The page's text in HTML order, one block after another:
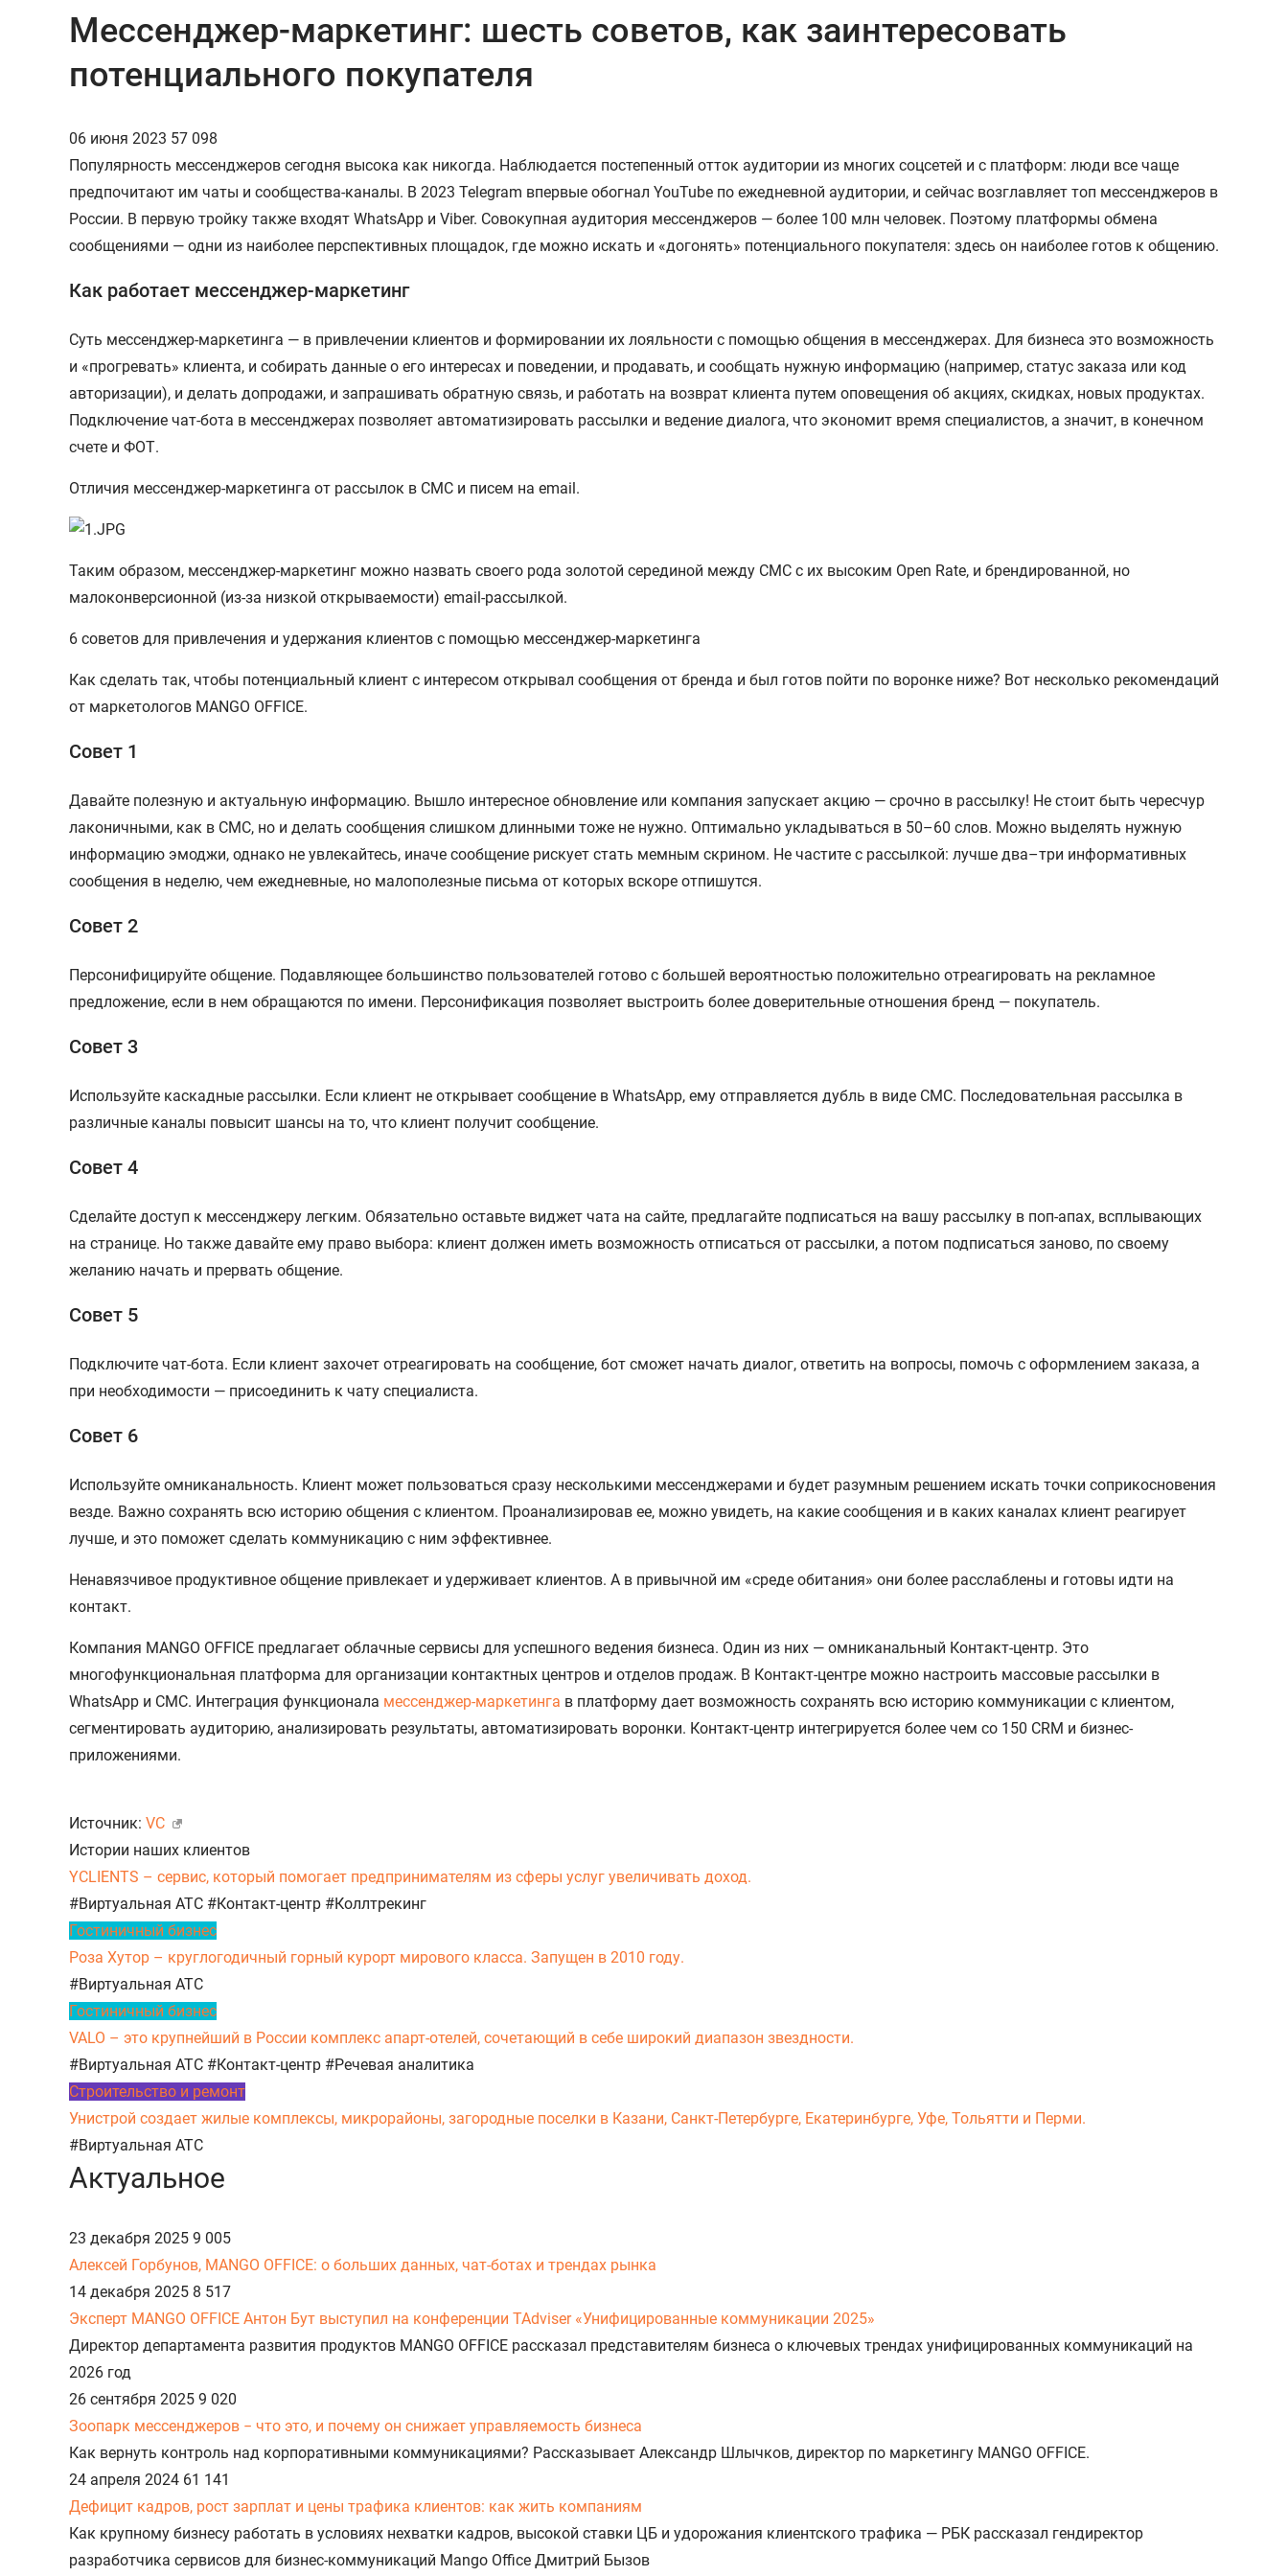
Мессенджер-маркетинг: шесть советов, как заинтересовать
потенциального покупателя
06 июня 2023 57 098
Популярность мессенджеров сегодня высока как никогда. Наблюдается постепенный отток аудитории из многих соцсетей и с платформ: люди все чаще
предпочитают им чаты и сообщества-каналы. В 2023 Telegram впервые обогнал YouTube по ежедневной аудитории, и сейчас возглавляет топ мессенджеров в
России. В первую тройку также входят WhatsApp и Viber. Совокупная аудитория мессенджеров — более 100 млн человек. Поэтому платформы обмена
сообщениями — одни из наиболее перспективных площадок, где можно искать и «догонять» потенциального покупателя: здесь он наиболее готов к общению.
Как работает мессенджер-маркетинг
Суть мессенджер-маркетинга — в привлечении клиентов и формировании их лояльности с помощью общения в мессенджерах. Для бизнеса это возможность
и «прогревать» клиента, и собирать данные о его интересах и поведении, и продавать, и сообщать нужную информацию (например, статус заказа или код
авторизации), и делать допродажи, и запрашивать обратную связь, и работать на возврат клиента путем оповещения об акциях, скидках, новых продуктах.
Подключение чат-бота в мессенджерах позволяет автоматизировать рассылки и ведение диалога, что экономит время специалистов, а значит, в конечном
счете и ФОТ.
Отличия мессенджер-маркетинга от рассылок в СМС и писем на email.
Таким образом, мессенджер-маркетинг можно назвать своего рода золотой серединой между СМС с их высоким Open Rate, и брендированной, но
малоконверсионной (из-за низкой открываемости) email-рассылкой.
6 советов для привлечения и удержания клиентов с помощью мессенджер-маркетинга
Как сделать так, чтобы потенциальный клиент с интересом открывал сообщения от бренда и был готов пойти по воронке ниже? Вот несколько рекомендаций
от маркетологов MANGO OFFICE.
Совет 1
Давайте полезную и актуальную информацию. Вышло интересное обновление или компания запускает акцию — срочно в рассылку! Не стоит быть чересчур
лаконичными, как в СМС, но и делать сообщения слишком длинными тоже не нужно. Оптимально укладываться в 50–60 слов. Можно выделять нужную
информацию эмоджи, однако не увлекайтесь, иначе сообщение рискует стать мемным скрином. Не частите с рассылкой: лучше два–три информативных
сообщения в неделю, чем ежедневные, но малополезные письма от которых вскоре отпишутся.
Совет 2
Персонифицируйте общение. Подавляющее большинство пользователей готово с большей вероятностью положительно отреагировать на рекламное
предложение, если в нем обращаются по имени. Персонификация позволяет выстроить более доверительные отношения бренд — покупатель.
Совет 3
Используйте каскадные рассылки. Если клиент не открывает сообщение в WhatsApp, ему отправляется дубль в виде СМС. Последовательная рассылка в
различные каналы повысит шансы на то, что клиент получит сообщение.
Совет 4
Сделайте доступ к мессенджеру легким. Обязательно оставьте виджет чата на сайте, предлагайте подписаться на вашу рассылку в поп-апах, всплывающих
на странице. Но также давайте ему право выбора: клиент должен иметь возможность отписаться от рассылки, а потом подписаться заново, по своему
желанию начать и прервать общение.
Совет 5
Подключите чат-бота. Если клиент захочет отреагировать на сообщение, бот сможет начать диалог, ответить на вопросы, помочь с оформлением заказа, а
при необходимости — присоединить к чату специалиста.
Совет 6
Используйте омниканальность. Клиент может пользоваться сразу несколькими мессенджерами и будет разумным решением искать точки соприкосновения
везде. Важно сохранять всю историю общения с клиентом. Проанализировав ее, можно увидеть, на какие сообщения и в каких каналах клиент реагирует
лучше, и это поможет сделать коммуникацию с ним эффективнее.
Ненавязчивое продуктивное общение привлекает и удерживает клиентов. А в привычной им «среде обитания» они более расслаблены и готовы идти на
контакт.
Компания MANGO OFFICE предлагает облачные сервисы для успешного ведения бизнеса. Один из них — омниканальный Контакт-центр. Это
многофункциональная платформа для организации контактных центров и отделов продаж. В Контакт-центре можно настроить массовые рассылки в
WhatsApp и СМС. Интеграция функционала мессенджер-маркетинга в платформу дает возможность сохранять всю историю коммуникации с клиентом,
сегментировать аудиторию, анализировать результаты, автоматизировать воронки. Контакт-центр интегрируется более чем со 150 CRM и бизнес-
приложениями.
Источник: VC
Истории наших клиентов
YCLIENTS – сервис, который помогает предпринимателям из сферы услуг увеличивать доход.
#Виртуальная АТС #Контакт-центр #Коллтрекинг
Гостиничный бизнес
Роза Хутор – круглогодичный горный курорт мирового класса. Запущен в 2010 году.
#Виртуальная АТС
Гостиничный бизнес
VALO – это крупнейший в России комплекс апарт-отелей, сочетающий в себе широкий диапазон звездности.
#Виртуальная АТС #Контакт-центр #Речевая аналитика
Строительство и ремонт
Унистрой создает жилые комплексы, микрорайоны, загородные поселки в Казани, Санкт-Петербурге, Екатеринбурге, Уфе, Тольятти и Перми.
#Виртуальная АТС
Актуальное
23 декабря 2025 9 005
Алексей Горбунов, MANGO OFFICE: о больших данных, чат-ботах и трендах рынка
14 декабря 2025 8 517
Эксперт MANGO OFFICE Антон Бут выступил на конференции TAdviser «Унифицированные коммуникации 2025»
Директор департамента развития продуктов MANGO OFFICE рассказал представителям бизнеса о ключевых трендах унифицированных коммуникаций на
2026 год
26 сентября 2025 9 020
Зоопарк мессенджеров − что это, и почему он снижает управляемость бизнеса
Как вернуть контроль над корпоративными коммуникациями? Рассказывает Александр Шлычков, директор по маркетингу MANGO OFFICE.
24 апреля 2024 61 141
Дефицит кадров, рост зарплат и цены трафика клиентов: как жить компаниям
Как крупному бизнесу работать в условиях нехватки кадров, высокой ставки ЦБ и удорожания клиентского трафика — РБК рассказал гендиректор
разработчика сервисов для бизнес-коммуникаций Mango Office Дмитрий Бызов